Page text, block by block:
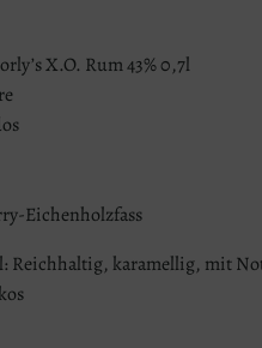
X.O. Rum 43% 0,7l
Eichenholzfass
Reichhaltig, karamellig, mit